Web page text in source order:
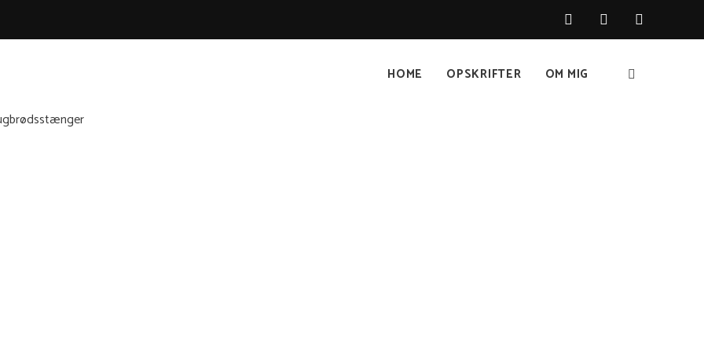
HOME OPSKRIFTER OM MIG